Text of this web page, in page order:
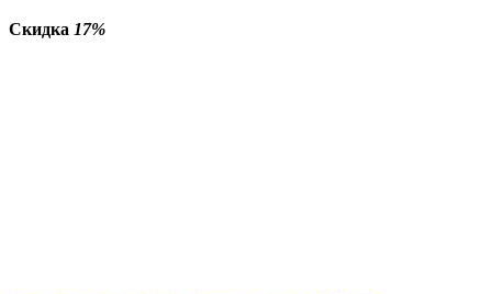
Скидка 17%